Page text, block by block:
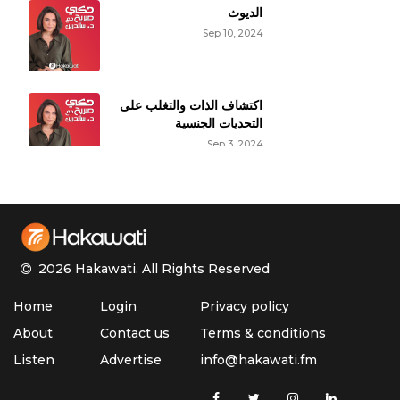
الديوث
Sep 10, 2024
اكتشاف الذات والتغلب على
التحديات الجنسية
Sep 3, 2024
الوظيفة الجنسية
Aug 20, 2024
2026 Hakawati. All Rights Reserved
Home
About
Listen
Login
Contact us
Advertise
Privacy policy
Terms & conditions
info@hakawati.fm